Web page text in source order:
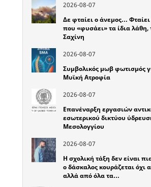
2026-08-07
Δε φταίει ο άνεμος… Φταίει
που «φυσάει» τα ίδια λάθη,
Σαχίνη
2026-08-07
Συμβολικός μωβ φωτισμός
Μυϊκή Ατροφία
2026-08-07
Επανέναρξη εργασιών
εσωτερικού δικτύου
Μεσολογγίου
2026-08-07
Η σχολική τάξη δεν είναι
ο δάσκαλος κουράζεται όχι
αλλά από όλα τα…